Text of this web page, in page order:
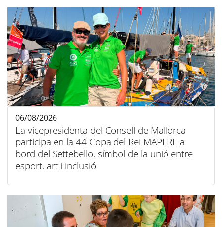
La vicepresidenta del Consell de Mallorca
participa en la 44 Copa del Rei MAPFRE a
bord del Settebello, símbol de la unió entre
esport, art i inclusió
06/08/2026